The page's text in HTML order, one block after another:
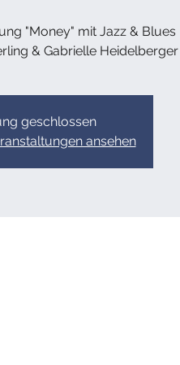
"Money" mit Jazz & Blues
& Gabrielle Heidelberger
geschlossen
ansehen